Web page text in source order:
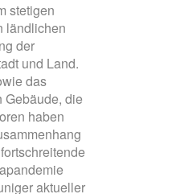
stetigen
ländlichen
der
und Land.
das
Gebäude, die
haben
aktueller